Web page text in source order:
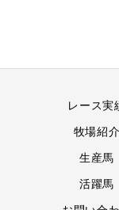
レース実
牧場紹介
生産馬
活躍馬